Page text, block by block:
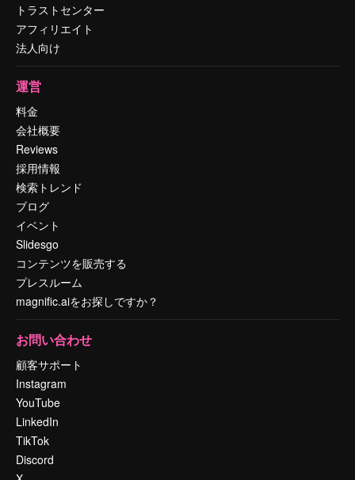
トラストセンター
アフィリエイト
法人向け
運営
料金
会社概要
Reviews
採用情報
検索トレンド
ブログ
イベント
Slidesgo
コンテンツを販売する
プレスルーム
magnific.aiをお探しですか？
お問い合わせ
顧客サポート
Instagram
YouTube
LinkedIn
TikTok
Discord